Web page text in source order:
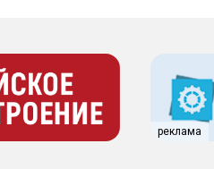
реклама